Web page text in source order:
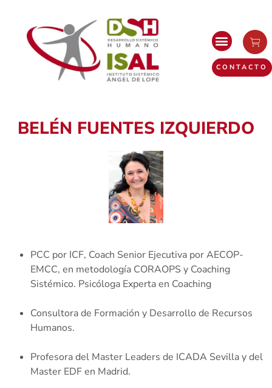
CONTACTO
BELÉN FUENTES IZQUIERDO
PCC por ICF, Coach Senior Ejecutiva por AECOP-
EMCC, en metodología CORAOPS y Coaching
Sistémico. Psicóloga Experta en Coaching
Consultora de Formación y Desarrollo de Recursos
Humanos.
Profesora del Master Leaders de ICADA Sevilla y del
Master EDF en Madrid.